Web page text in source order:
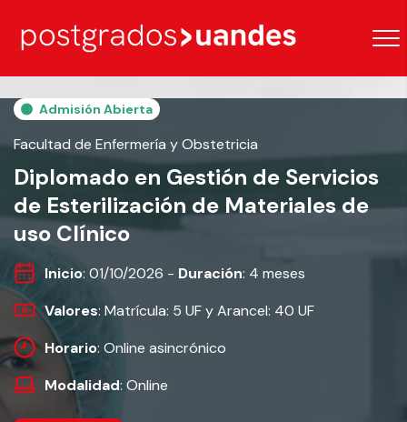
Admisión Abierta
Facultad de Enfermería y Obstetricia
Diplomado en Gestión de Servicios
de Esterilización de Materiales de
uso Clínico
Inicio: 01/10/2026 - Duración: 4 meses
Valores: Matrícula: 5 UF y Arancel: 40 UF
Horario: Online asincrónico
Modalidad: Online